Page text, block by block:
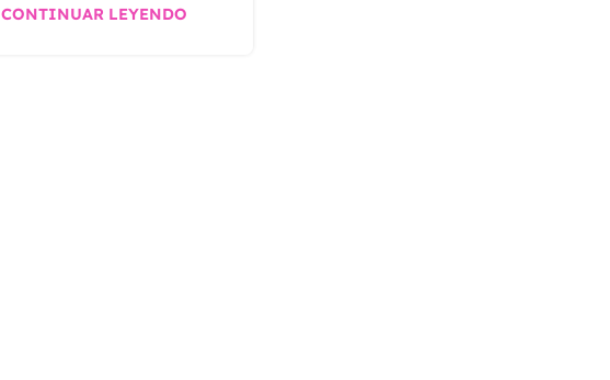
CONTINUAR LEYENDO